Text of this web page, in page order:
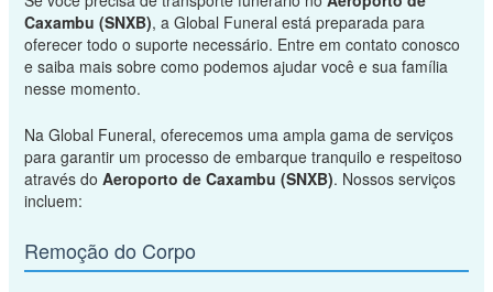
Caxambu (SNXB), a Global Funeral está preparada para
oferecer todo o suporte necessário. Entre em contato conosco
e saiba mais sobre como podemos ajudar você e sua família
nesse momento.
Na Global Funeral, oferecemos uma ampla gama de serviços
para garantir um processo de embarque tranquilo e respeitoso
através do Aeroporto de Caxambu (SNXB). Nossos serviços
incluem:
Remoção do Corpo